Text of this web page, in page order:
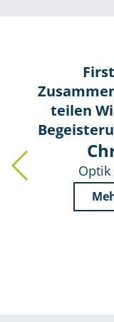
teilen
Optik